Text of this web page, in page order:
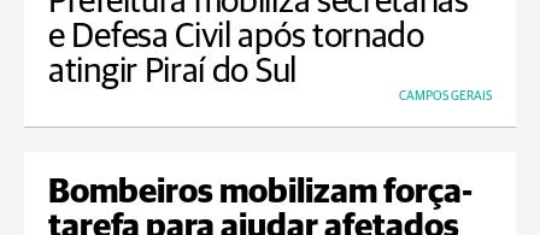
e Defesa Civil após tornado
atingir Piraí do Sul
CAMPOS GERAIS
Bombeiros mobilizam força-
tarefa para ajudar afetados